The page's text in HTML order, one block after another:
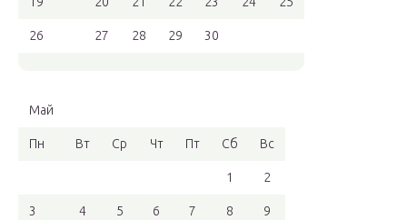
26 27 28 29 30
Май
Пн Вт Ср Чт Пт Сб Вс
1 2
3 4 5 6 7 8 9